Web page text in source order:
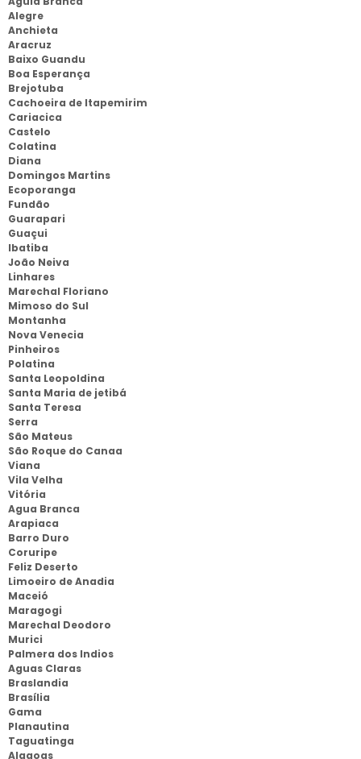
Alegre
Anchieta
Aracruz
Baixo Guandu
Boa Esperança
Brejotuba
Cachoeira de Itapemirim
Cariacica
Castelo
Colatina
Diana
Domingos Martins
Ecoporanga
Fundão
Guarapari
Guaçui
Ibatiba
João Neiva
Linhares
Marechal Floriano
Mimoso do Sul
Montanha
Nova Venecia
Pinheiros
Polatina
Santa Leopoldina
Santa Maria de jetibá
Santa Teresa
Serra
São Mateus
São Roque do Canaa
Viana
Vila Velha
Vitória
Agua Branca
Arapiaca
Barro Duro
Coruripe
Feliz Deserto
Limoeiro de Anadia
Maceió
Maragogi
Marechal Deodoro
Murici
Palmera dos Indios
Aguas Claras
Braslandia
Brasília
Gama
Planautina
Taguatinga
Alagoas